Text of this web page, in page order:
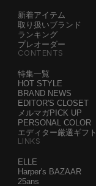
新着アイテム
取り扱いブランド
ランキング
プレオーダー
CONTENTS
特集一覧
HOT STYLE
BRAND NEWS
EDITOR'S CLOSET
メルマガPICK UP
PERSONAL COLOR
エディター厳選ギフト
LINKS
ELLE
Harper's BAZAAR
25ans